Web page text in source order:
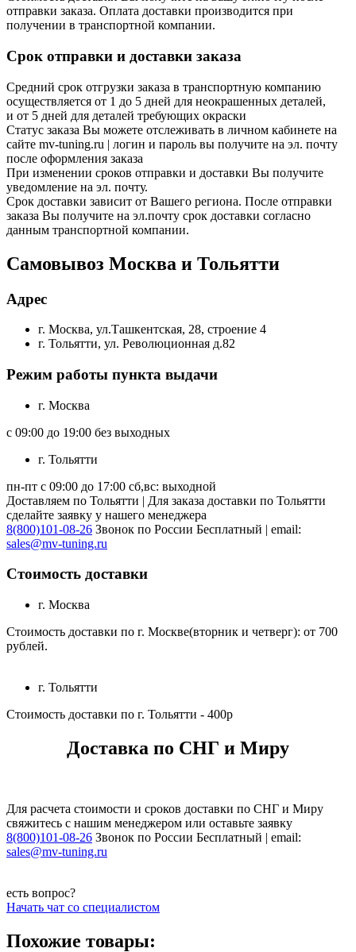
отправки заказа. Оплата доставки производится при
получении в транспортной компании.
Срок отправки и доставки заказа
Средний срок отгрузки заказа в транспортную компанию
осуществляется от 1 до 5 дней для неокрашенных деталей,
и от 5 дней для деталей требующих окраски
Статус заказа Вы можете отслеживать в личном кабинете на
сайте mv-tuning.ru | логин и пароль вы получите на эл. почту
после оформления заказа
При изменении сроков отправки и доставки Вы получите
уведомление на эл. почту.
Срок доставки зависит от Вашего региона. После отправки
заказа Вы получите на эл.почту срок доставки согласно
данным транспортной компании.
Самовывоз Москва и Тольятти
Адрес
г. Москва, ул.Ташкентская, 28, строение 4
г. Тольятти, ул. Революционная д.82
Режим работы пункта выдачи
г. Москва
с 09:00 до 19:00 без выходных
г. Тольятти
пн-пт с 09:00 до 17:00 сб,вс: выходной
Доставляем по Тольятти | Для заказа доставки по Тольятти
сделайте заявку у нашего менеджера
8(800)101-08-26 Звонок по России Бесплатный | email:
sales@mv-tuning.ru
Стоимость доставки
г. Москва
Стоимость доставки по г. Москве(вторник и четверг): от 700
рублей.
г. Тольятти
Стоимость доставки по г. Тольятти - 400р
Доставка по СНГ и Миру
Для расчета стоимости и сроков доставки по СНГ и Миру
свяжитесь с нашим менеджером или оставьте заявку
8(800)101-08-26 Звонок по России Бесплатный | email:
sales@mv-tuning.ru
есть вопрос?
Начать чат со специалистом
Похожие товары: